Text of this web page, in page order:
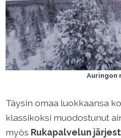
Auringon
Täysin omaa luokkaansa
klassikoksi muodostunut
myös Rukapalvelun